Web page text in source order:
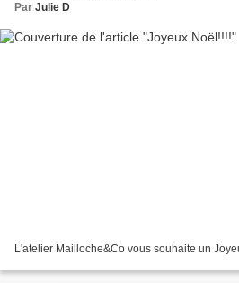
Par Julie D
L'atelier Mailloche&Co vous souhaite un